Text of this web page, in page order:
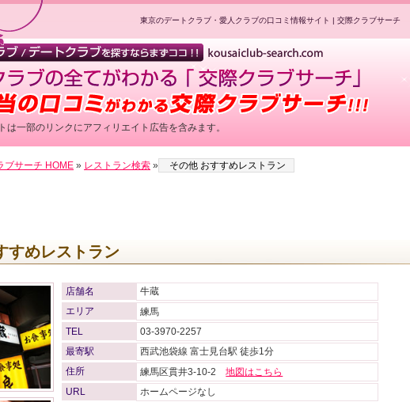
は一部のリンクにアフィリエイト広告を含みます。
東京のデートクラブ・愛人クラブの口コミ情報サイト | 交際クラブサーチ
ブサーチ HOME » レストラン検索 » その他 おすすめレストラン
すめレストラン
店舗名
牛蔵
エリア
練馬
TEL
03-3970-2257
最寄駅
西武池袋線 富士見台駅 徒歩1分
住所
練馬区貫井3-10-2地図はこちら
URL
ホームページなし